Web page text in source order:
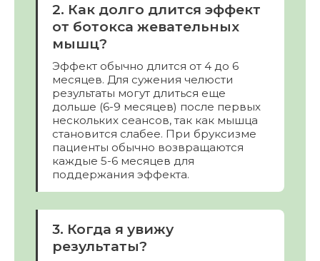
2. Как долго длится эффект
от ботокса жевательных
мышц?
Эффект обычно длится от 4 до 6
месяцев. Для сужения челюсти
результаты могут длиться еще
дольше (6-9 месяцев) после первых
нескольких сеансов, так как мышца
становится слабее. При бруксизме
пациенты обычно возвращаются
каждые 5-6 месяцев для
поддержания эффекта.
3. Когда я увижу
результаты?